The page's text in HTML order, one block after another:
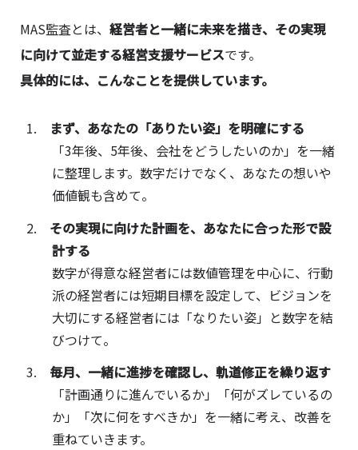
MAS監査とは、 経営者と一緒に未来を描き、その実現
に向けて並走する経営支援サービスです。
具体的には、こんなことを提供しています。
まず、あなたの「ありたい姿」を明確にする
「3年後、5年後、会社をどうしたいのか」を一緒
に整理します。数字だけでなく、あなたの想いや
価値観も含めて。
その実現に向けた計画を、あなたに合った形で設
計する
数字が得意な経営者には数値管理を中心に、行動
派の経営者には短期目標を設定して、ビジョンを
大切にする経営者には「なりたい姿」と数字を結
びつけて。
毎月、一緒に進捗を確認し、軌道修正を繰り返す
「計画通りに進んでいるか」「何がズレているの
か」「次に何をすべきか」を一緒に考え、改善を
重ねていきます。